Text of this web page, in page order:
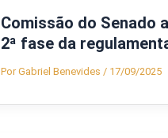
Comissão do Senado
2ª fase da
PorGabriel Benevides / 17/09/2025